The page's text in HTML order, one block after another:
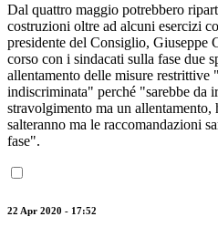
Dal quattro maggio potrebbero
costruzioni oltre ad alcuni esercizi
presidente del Consiglio, Giuseppe
corso con i sindacati sulla fase due
allentamento delle misure restrittive
indiscriminata" perché "sarebbe da
stravolgimento ma un allentamento,
salteranno ma le raccomandazioni
fase".
22 Apr 2020 - 17:52